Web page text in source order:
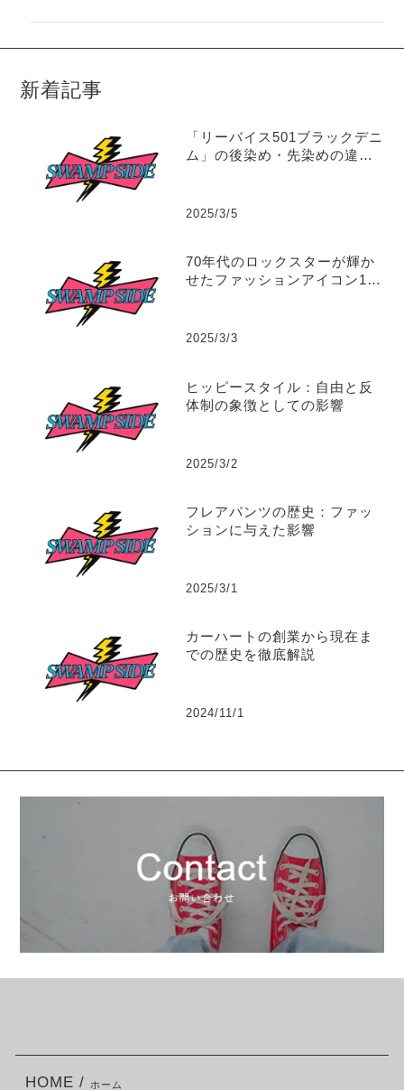
新着記事
「リーバイス501ブラックデニ
ム」の後染め・先染めの違い
2025/3/5
70年代のロックスターが輝か
せたファッションアイコン10
2025/3/3
ヒッピースタイル：自由と反
体制の象徴としての影響
2025/3/2
フレアパンツの歴史：ファッ
ションに与えた影響
2025/3/1
カーハートの創業から現在ま
での歴史を徹底解説
2024/11/1
HOME / ホーム